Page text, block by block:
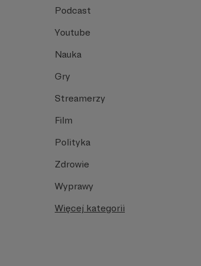
Podcast
Youtube
Nauka
Gry
Streamerzy
Film
Polityka
Zdrowie
Wyprawy
Więcej kategorii